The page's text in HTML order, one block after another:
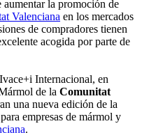
aumentar la promoción de
Valenciana en los mercados
de compradores tienen
acogida por parte de
Internacional, en
de la Comunitat
una nueva edición de la
empresas de mármol y
.